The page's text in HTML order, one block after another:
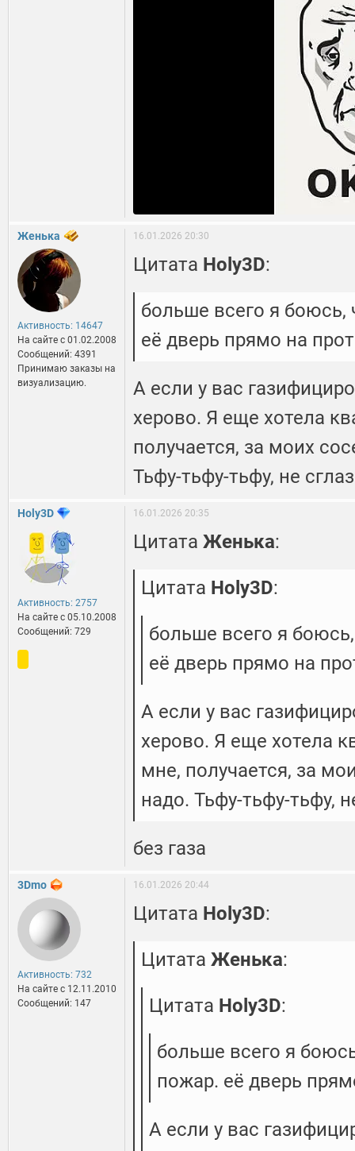
Женька
Активность: 14647
На сайте c 01.02.2008
Сообщений: 4391
Принимаю заказы на
визуализацию.
16.01.2026 20:30
Цитата Holy3D:
больше всего я боюсь,
её дверь прямо на
А если у вас
херово. Я еще хотела
получается, за моих
Тьфу-тьфу-тьфу, не
Holy3D
Активность: 2757
На сайте c 05.10.2008
Сообщений: 729
16.01.2026 20:35
Цитата Женька:
Цитата Holy3D:
больше всего я
её дверь прямо на
А если у вас
херово. Я еще хотела
мне, получается, за
надо. Тьфу-тьфу-тьфу,
без газа
3Dmo
Активность: 732
На сайте c 12.11.2010
Сообщений: 147
16.01.2026 20:44
Цитата Holy3D:
Цитата Женька:
Цитата Holy3D:
больше всего я
пожар. её дверь
А если у вас